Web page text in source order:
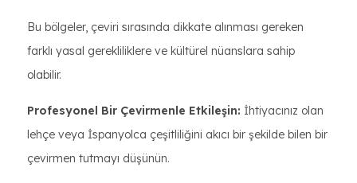
Bu bölgeler, çeviri sırasında dikkate alınması gereken
farklı yasal gerekliliklere ve kültürel nüanslara sahip
olabilir.
Profesyonel Bir Çevirmenle Etkileşin: İhtiyacınız olan
lehçe veya İspanyolca çeşitliliğini akıcı bir şekilde bilen bir
çevirmen tutmayı düşünün.